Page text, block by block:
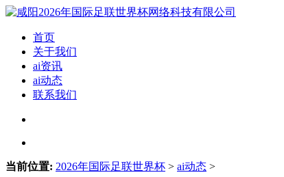
首页
关于我们
ai资讯
ai动态
联系我们
当前位置: 2026年国际足联世界杯 > ai动态 >